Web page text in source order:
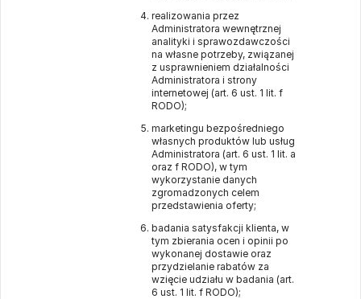
realizowania przez
Administratora wewnętrznej
analityki i sprawozdawczości
na własne potrzeby, związanej
z usprawnieniem działalności
Administratora i strony
internetowej (art. 6 ust. 1 lit. f
RODO);
marketingu bezpośredniego
własnych produktów lub usług
Administratora (art. 6 ust. 1 lit. a
oraz f RODO), w tym
wykorzystanie danych
zgromadzonych celem
przedstawienia oferty;
badania satysfakcji klienta, w
tym zbierania ocen i opinii po
wykonanej dostawie oraz
przydzielanie rabatów za
wzięcie udziału w badania (art.
6 ust. 1 lit. f RODO);